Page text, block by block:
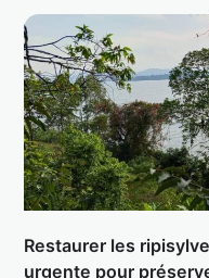
Restaurer les
urgente pour